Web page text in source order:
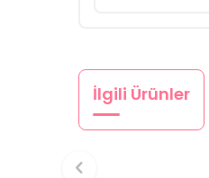
İlgili Ürünler